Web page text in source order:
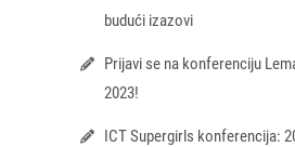
budući izazovi
Prijavi se na konferenciju
2023!
ICT Supergirls konferencija: